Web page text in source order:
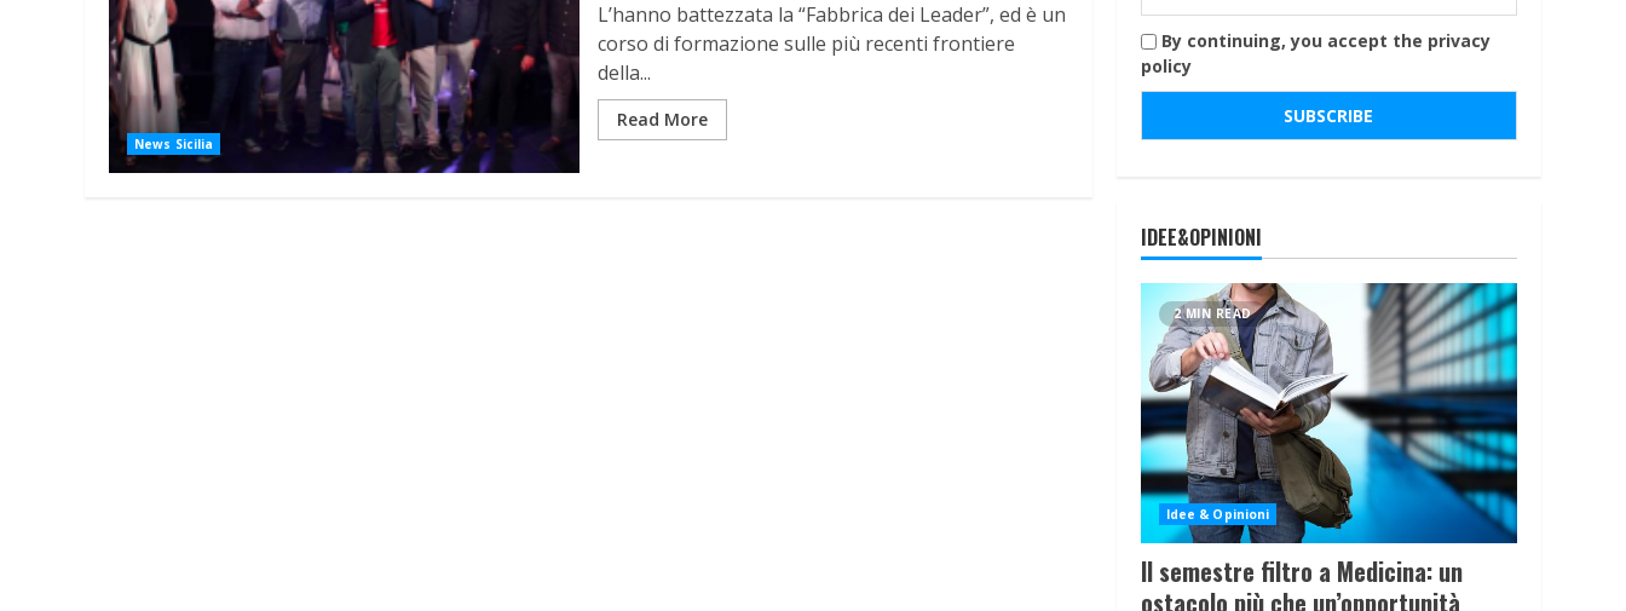
News Sicilia
L’hanno battezzata la “Fabbrica dei Leader”, ed è un
corso di formazione sulle più recenti frontiere
della...
Read More
By continuing, you accept the privacy
policy
IDEE&OPINIONI
2 MIN READ
Idee & Opinioni
Il semestre filtro a Medicina: un
ostacolo più che un’opportunità